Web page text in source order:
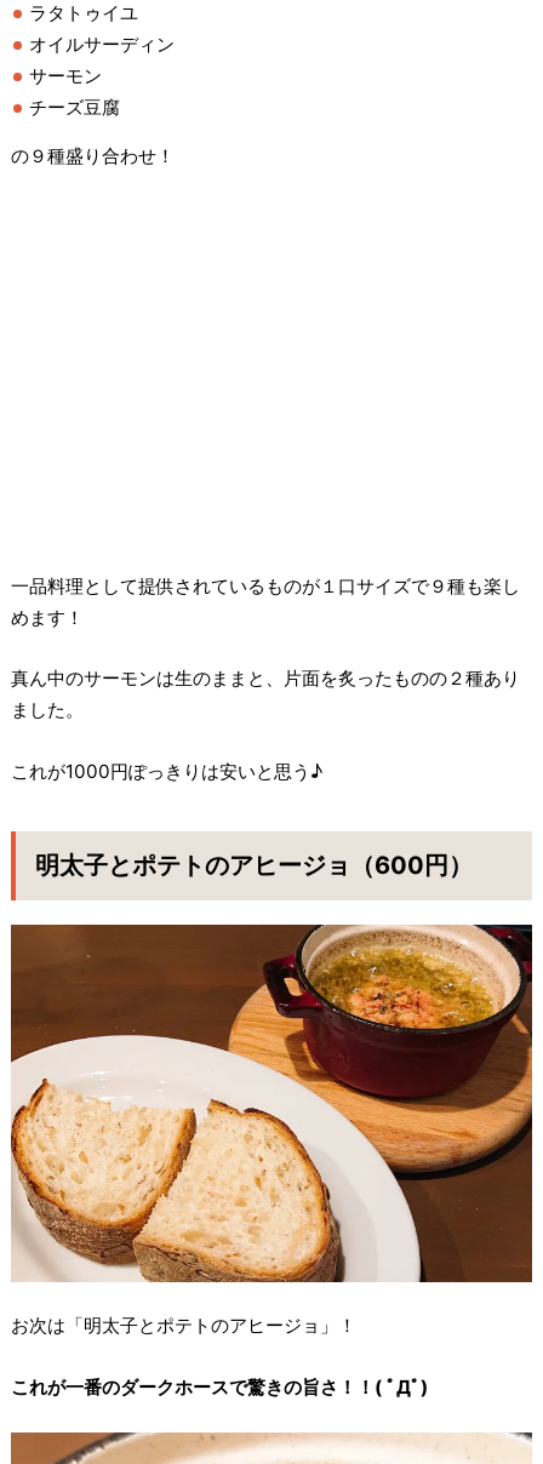
ラタトゥイユ
オイルサーディン
サーモン
チーズ豆腐
の９種盛り合わせ！
一品料理として提供されているものが１口サイズで９種も楽し
めます！
真ん中のサーモンは生のままと、片面を炙ったものの２種あり
ました。
これが1000円ぽっきりは安いと思う♪
明太子とポテトのアヒージョ（600円）
お次は「明太子とポテトのアヒージョ」！
これが一番のダークホースで驚きの旨さ！！( ﾟДﾟ)